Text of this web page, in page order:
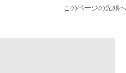
このページの先頭へ